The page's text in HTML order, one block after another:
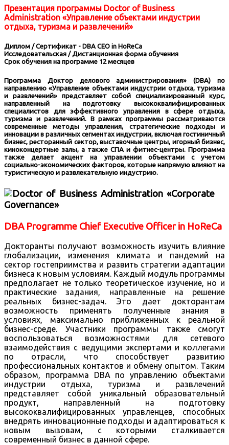
Презентация программы Doctor of Business
Administration «Управление объектами индустрии
отдыха, туризма и развлечений»
Диплом / Сертификат - DBA CEO in HoReCa
Исследовательская / Дистанционная форма обучения
Срок обучения на программе 12 месяцев
Программа Доктор делового администрирования» (DBA) по
направлению «Управление объектами индустрии отдыха, туризма
и развлечений» представляет собой специализированный курс,
направленный на подготовку высококвалифицированных
специалистов для эффективного управления в сфере отдыха,
туризма и развлечений. В рамках программы рассматриваются
современные методы управления, стратегические подходы и
инновации в различных сегментах индустрии, включая гостиничный
бизнес, ресторанный сектор, выставочные центры, игорный бизнес,
киноконцертные залы, а также СПА и фитнес-центры. Программа
также делает акцент на управлении объектами с учетом
социально-экономических факторов, которые напрямую влияют на
туристическую и развлекательную индустрию.
DBA Programme Chief Executive Officer in HoReCa
Докторанты получают возможность изучить влияние
глобализации, изменения климата и пандемий на
сектор гостеприимства и развить стратегии адаптации
бизнеса к новым условиям. Каждый модуль программы
предполагает не только теоретическое изучение, но и
практические задания, направленные на решение
реальных бизнес-задач. Это дает докторантам
возможность применять полученные знания в
условиях, максимально приближенных к реальной
бизнес-среде. Участники программы также смогут
воспользоваться возможностями для сетевого
взаимодействия с ведущими экспертами и коллегами
по отрасли, что способствует развитию
профессиональных контактов и обмену опытом. Таким
образом, программа DBA по управлению объектами
индустрии отдыха, туризма и развлечений
представляет собой уникальный образовательный
продукт, направленный на подготовку
высококвалифицированных управленцев, способных
внедрять инновационные подходы и адаптироваться к
новым вызовам, с которыми сталкивается
современный бизнес в данной сфере.